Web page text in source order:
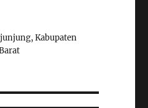
Kabupaten